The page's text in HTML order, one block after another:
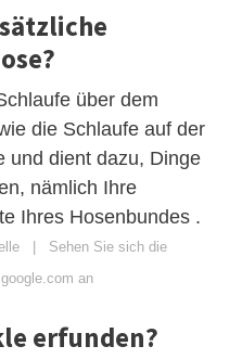
über dem
die Schlaufe auf der
und dient dazu, Dinge
nämlich Ihre
Ihres Hosenbundes .
| Sehen Sie sich die
an
erfunden?